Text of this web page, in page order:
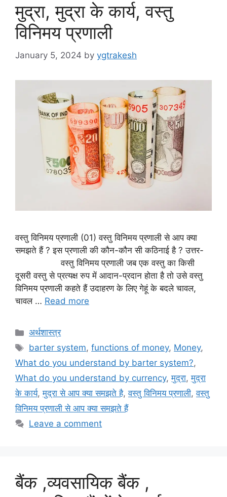
मुद्रा, मुद्रा के कार्य, वस्तु
विनिमय प्रणाली
January 5, 2024 by ygtrakesh
वस्तु विनिमय प्रणाली (01) वस्तु विनिमय प्रणाली से आप क्या
समझते हैं ? इस प्रणाली की कौन-कौन सी कठिनाई है ? उत्तर-
वस्तु विनिमय प्रणाली जब एक वस्तु का किसी
दूसरी वस्तु से प्रत्यक्ष रुप में आदान-प्रदान होता है तो उसे वस्तु
विनिमय प्रणाली कहते हैं उदाहरण के लिए गेहूं के बदले चावल,
चावल … Read more
Categories
अर्थशास्त्र
Tags
barter system,functions of money, Money,
What do you understand by barter system?,
What do you understand by currency,मुद्रा,मुद्रा
के कार्य,मुद्रा से आप क्या समझते है,वस्तु विनिमय प्रणाली,वस्तु
विनिमय प्रणाली से आप क्या समझते हैं
Leave a comment
बैंक ,व्यवसायिक बैंक ,